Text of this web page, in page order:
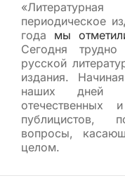
периодическое
года мы
Сегодня
русской
издания.
наших дней
отечественных
публицистов,
вопросы,
целом.